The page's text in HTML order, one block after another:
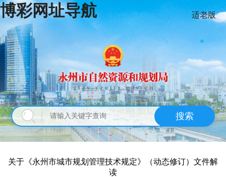
博彩网址导航 适老版
搜索
关于《永州市城市规划管理技术规定》（动态修订）文件解
读